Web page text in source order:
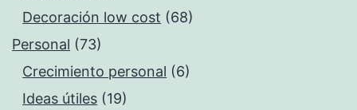
Decoración low cost (68)
Personal (73)
Crecimiento personal (6)
Ideas útiles (19)